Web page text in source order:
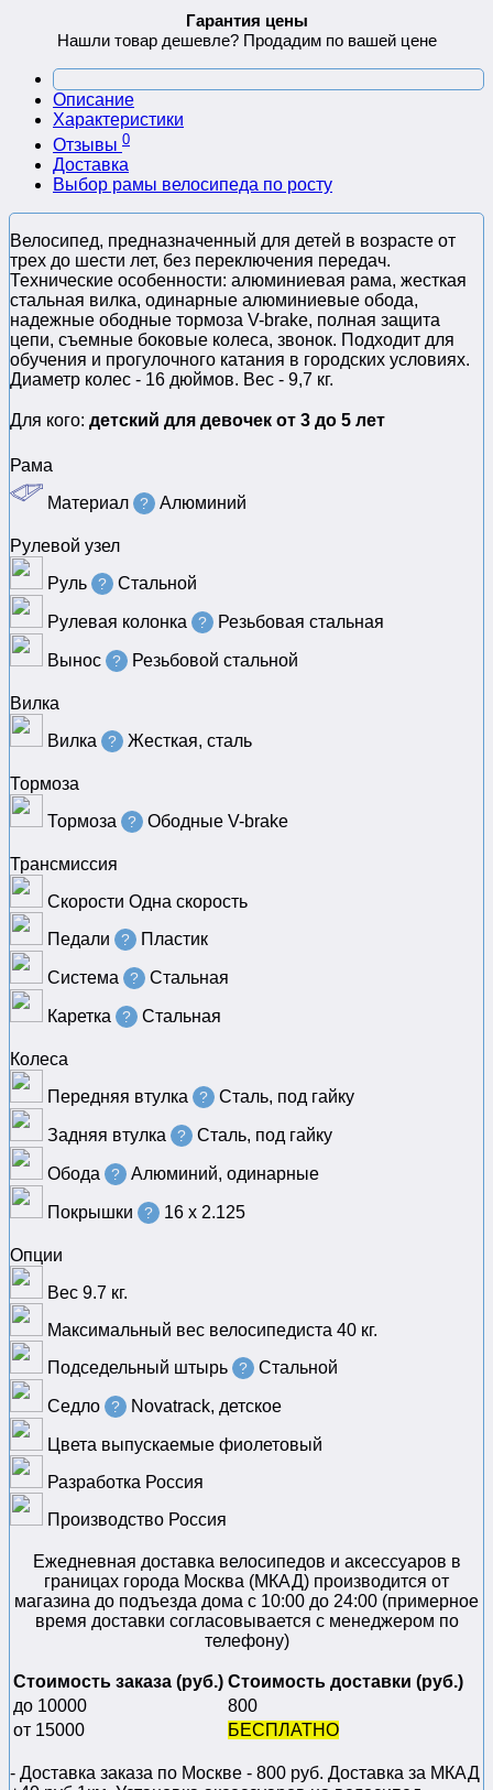
Гарантия цены
Нашли товар дешевле? Продадим по вашей цене
Описание
Характеристики
Отзывы 0
Доставка
Выбор рамы велосипеда по росту
Велосипед, предназначенный для детей в возрасте от
трех до шести лет, без переключения передач.
Технические особенности: алюминиевая рама, жесткая
стальная вилка, одинарные алюминиевые обода,
надежные ободные тормоза V-brake, полная защита
цепи, съемные боковые колеса, звонок. Подходит для
обучения и прогулочного катания в городских условиях.
Диаметр колес - 16 дюймов. Вес - 9,7 кг.
Для кого: детский для девочек от 3 до 5 лет
Рама
Материал
? Алюминий
Рулевой узел
Руль
? Стальной
Рулевая колонка ? Резьбовая стальная
Вынос ? Резьбовой стальной
Вилка
Вилка
? Жесткая, сталь
Тормоза
Тормоза
? Ободные V-brake
Трансмиссия
Скорости Одна скорость
Педали
? Пластик
Система ? Стальная
Каретка ? Стальная
Колеса
Передняя втулка
? Сталь, под гайку
Задняя втулка ? Сталь, под гайку
Обода ? Алюминий, одинарные
Покрышки ? 16 х 2.125
Опции
Вес 9.7 кг.
Максимальный вес велосипедиста 40 кг.
Подседельный штырь
? Стальной
Седло ? Novatrack, детское
Цвета выпускаемые фиолетовый
Разработка Россия
Производство Россия
Ежедневная доставка велосипедов и аксессуаров в
границах города Москва (МКАД) производится от
магазина до подъезда дома с 10:00 до 24:00 (примерное
время доставки согласовывается с менеджером по
телефону)
Стоимость заказа (руб.) Стоимость доставки (руб.)
до 10000
800
от 15000
БЕСПЛАТНО
- Доставка заказа по Москве - 800 руб. Доставка за МКАД